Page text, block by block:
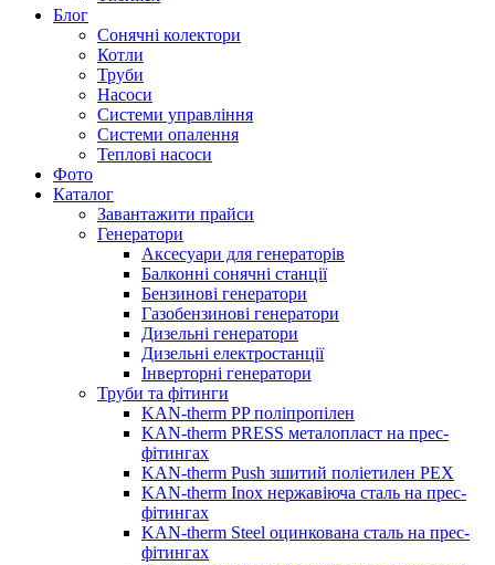
Блог
Сонячні колектори
Котли
Труби
Насоси
Системи управління
Системи опалення
Теплові насоси
Фото
Каталог
Завантажити прайси
Генератори
Аксесуари для генераторів
Балконні сонячні станції
Бензинові генератори
Газобензинові генератори
Дизельні генератори
Дизельні електростанції
Інверторні генератори
Труби та фітинги
KAN-therm PP поліпропілен
KAN-therm PRESS металопласт на прес-
фітингах
KAN-therm Push зшитий поліетилен PEX
KAN-therm Inox нержавіюча сталь на прес-
фітингах
KAN-therm Steel оцинкована сталь на прес-
фітингах